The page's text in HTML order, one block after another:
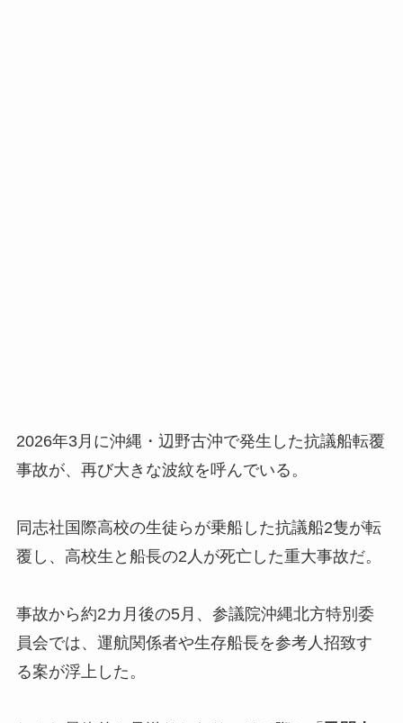
2026年3月に沖縄・辺野古沖で発生した抗議船転覆
事故が、再び大きな波紋を呼んでいる。
同志社国際高校の生徒らが乗船した抗議船2隻が転
覆し、高校生と船長の2人が死亡した重大事故だ。
事故から約2カ月後の5月、参議院沖縄北方特別委
員会では、運航関係者や生存船長を参考人招致す
る案が浮上した。